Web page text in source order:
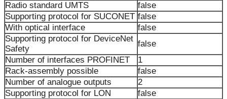
Radio standard UMTS
false
Supporting protocol for SUCONET false
With optical interface
false
Supporting protocol for DeviceNet
Safety
false
Number of interfaces PROFINET
1
Rack-assembly possible
false
Number of analogue outputs
2
Supporting protocol for LON
false